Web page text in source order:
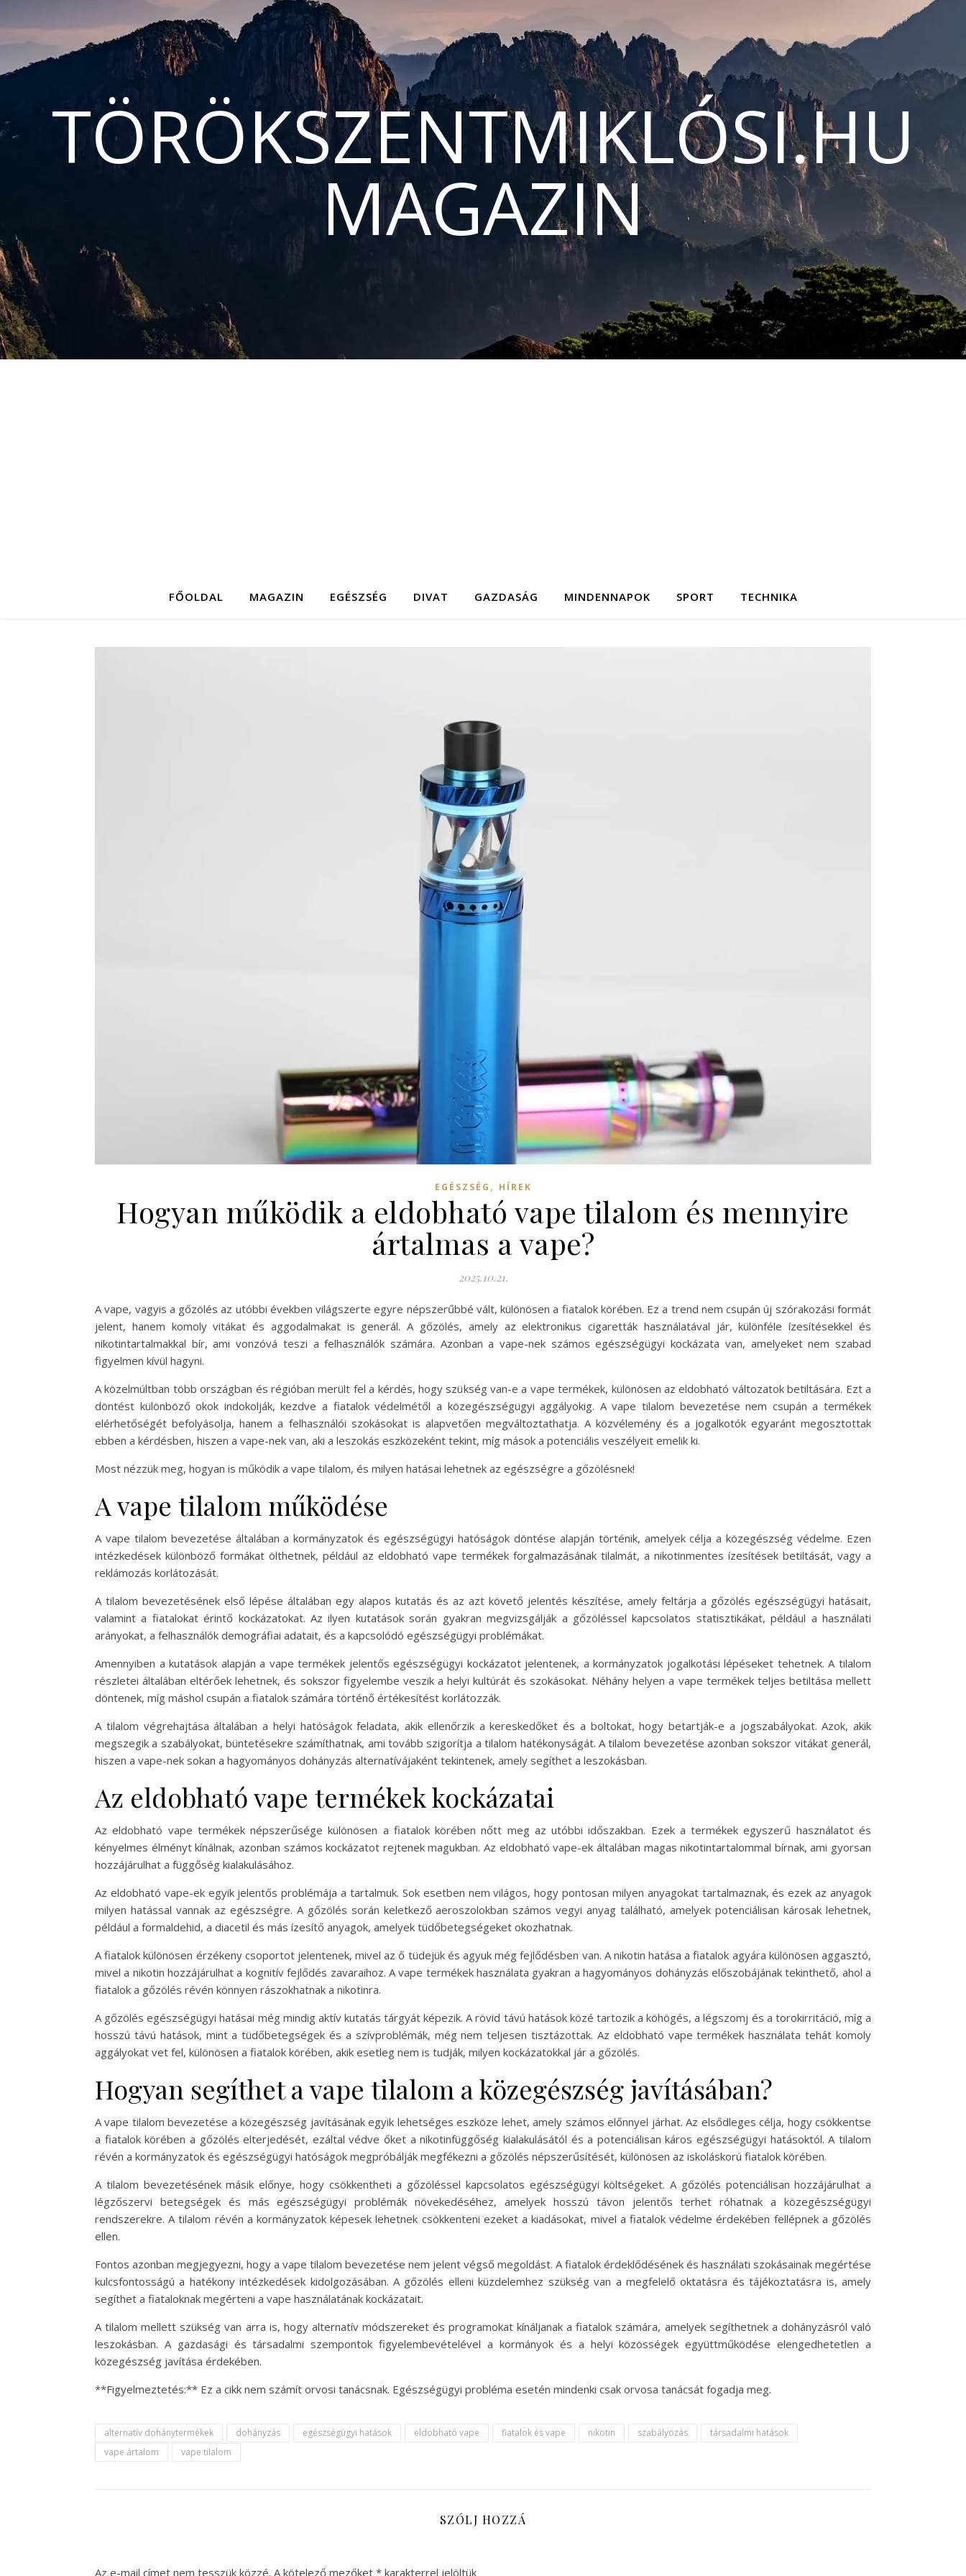
TÖRÖKSZENTMIKLÓSI.HU
MAGAZIN
FŐOLDAL MAGAZIN EGÉSZSÉG DIVAT GAZDASÁG MINDENNAPOK SPORT TECHNIKA
EGÉSZSÉG , HÍREK
Hogyan működik a eldobható vape tilalom és mennyire
ártalmas a vape?
2025.10.21.
A vape, vagyis a gőzölés az utóbbi években világszerte egyre népszerűbbé vált, különösen a fiatalok körében. Ez a trend nem csupán új szórakozási formát
jelent, hanem komoly vitákat és aggodalmakat is generál. A gőzölés, amely az elektronikus cigaretták használatával jár, különféle ízesítésekkel és
nikotintartalmakkal bír, ami vonzóvá teszi a felhasználók számára. Azonban a vape-nek számos egészségügyi kockázata van, amelyeket nem szabad
figyelmen kívül hagyni.
A közelmúltban több országban és régióban merült fel a kérdés, hogy szükség van-e a vape termékek, különösen az eldobható változatok betiltására. Ezt a
döntést különböző okok indokolják, kezdve a fiatalok védelmétől a közegészségügyi aggályokig. A vape tilalom bevezetése nem csupán a termékek
elérhetőségét befolyásolja, hanem a felhasználói szokásokat is alapvetően megváltoztathatja. A közvélemény és a jogalkotók egyaránt megosztottak
ebben a kérdésben, hiszen a vape-nek van, aki a leszokás eszközeként tekint, míg mások a potenciális veszélyeit emelik ki.
Most nézzük meg, hogyan is működik a vape tilalom, és milyen hatásai lehetnek az egészségre a gőzölésnek!
A vape tilalom működése
A vape tilalom bevezetése általában a kormányzatok és egészségügyi hatóságok döntése alapján történik, amelyek célja a közegészség védelme. Ezen
intézkedések különböző formákat ölthetnek, például az eldobható vape termékek forgalmazásának tilalmát, a nikotinmentes ízesítések betiltását, vagy a
reklámozás korlátozását.
A tilalom bevezetésének első lépése általában egy alapos kutatás és az azt követő jelentés készítése, amely feltárja a gőzölés egészségügyi hatásait,
valamint a fiatalokat érintő kockázatokat. Az ilyen kutatások során gyakran megvizsgálják a gőzöléssel kapcsolatos statisztikákat, például a használati
arányokat, a felhasználók demográfiai adatait, és a kapcsolódó egészségügyi problémákat.
Amennyiben a kutatások alapján a vape termékek jelentős egészségügyi kockázatot jelentenek, a kormányzatok jogalkotási lépéseket tehetnek. A tilalom
részletei általában eltérőek lehetnek, és sokszor figyelembe veszik a helyi kultúrát és szokásokat. Néhány helyen a vape termékek teljes betiltása mellett
döntenek, míg máshol csupán a fiatalok számára történő értékesítést korlátozzák.
A tilalom végrehajtása általában a helyi hatóságok feladata, akik ellenőrzik a kereskedőket és a boltokat, hogy betartják-e a jogszabályokat. Azok, akik
megszegik a szabályokat, büntetésekre számíthatnak, ami tovább szigorítja a tilalom hatékonyságát. A tilalom bevezetése azonban sokszor vitákat generál,
hiszen a vape-nek sokan a hagyományos dohányzás alternatívájaként tekintenek, amely segíthet a leszokásban.
Az eldobható vape termékek kockázatai
Az eldobható vape termékek népszerűsége különösen a fiatalok körében nőtt meg az utóbbi időszakban. Ezek a termékek egyszerű használatot és
kényelmes élményt kínálnak, azonban számos kockázatot rejtenek magukban. Az eldobható vape-ek általában magas nikotintartalommal bírnak, ami gyorsan
hozzájárulhat a függőség kialakulásához.
Az eldobható vape-ek egyik jelentős problémája a tartalmuk. Sok esetben nem világos, hogy pontosan milyen anyagokat tartalmaznak, és ezek az anyagok
milyen hatással vannak az egészségre. A gőzölés során keletkező aeroszolokban számos vegyi anyag található, amelyek potenciálisan károsak lehetnek,
például a formaldehid, a diacetil és más ízesítő anyagok, amelyek tüdőbetegségeket okozhatnak.
A fiatalok különösen érzékeny csoportot jelentenek, mivel az ő tüdejük és agyuk még fejlődésben van. A nikotin hatása a fiatalok agyára különösen aggasztó,
mivel a nikotin hozzájárulhat a kognitív fejlődés zavaraihoz. A vape termékek használata gyakran a hagyományos dohányzás előszobájának tekinthető, ahol a
fiatalok a gőzölés révén könnyen rászokhatnak a nikotinra.
A gőzölés egészségügyi hatásai még mindig aktív kutatás tárgyát képezik. A rövid távú hatások közé tartozik a köhögés, a légszomj és a torokirritáció, míg a
hosszú távú hatások, mint a tüdőbetegségek és a szívproblémák, még nem teljesen tisztázottak. Az eldobható vape termékek használata tehát komoly
aggályokat vet fel, különösen a fiatalok körében, akik esetleg nem is tudják, milyen kockázatokkal jár a gőzölés.
Hogyan segíthet a vape tilalom a közegészség javításában?
A vape tilalom bevezetése a közegészség javításának egyik lehetséges eszköze lehet, amely számos előnnyel járhat. Az elsődleges célja, hogy csökkentse
a fiatalok körében a gőzölés elterjedését, ezáltal védve őket a nikotinfüggőség kialakulásától és a potenciálisan káros egészségügyi hatásoktól. A tilalom
révén a kormányzatok és egészségügyi hatóságok megpróbálják megfékezni a gőzölés népszerűsítését, különösen az iskoláskorú fiatalok körében.
A tilalom bevezetésének másik előnye, hogy csökkentheti a gőzöléssel kapcsolatos egészségügyi költségeket. A gőzölés potenciálisan hozzájárulhat a
légzőszervi betegségek és más egészségügyi problémák növekedéséhez, amelyek hosszú távon jelentős terhet róhatnak a közegészségügyi
rendszerekre. A tilalom révén a kormányzatok képesek lehetnek csökkenteni ezeket a kiadásokat, mivel a fiatalok védelme érdekében fellépnek a gőzölés
ellen.
Fontos azonban megjegyezni, hogy a vape tilalom bevezetése nem jelent végső megoldást. A fiatalok érdeklődésének és használati szokásainak megértése
kulcsfontosságú a hatékony intézkedések kidolgozásában. A gőzölés elleni küzdelemhez szükség van a megfelelő oktatásra és tájékoztatásra is, amely
segíthet a fiataloknak megérteni a vape használatának kockázatait.
A tilalom mellett szükség van arra is, hogy alternatív módszereket és programokat kínáljanak a fiatalok számára, amelyek segíthetnek a dohányzásról való
leszokásban. A gazdasági és társadalmi szempontok figyelembevételével a kormányok és a helyi közösségek együttműködése elengedhetetlen a
közegészség javítása érdekében.
**Figyelmeztetés:** Ez a cikk nem számít orvosi tanácsnak. Egészségügyi probléma esetén mindenki csak orvosa tanácsát fogadja meg.
alternatív dohánytermékek dohányzás egészségügyi hatások eldobható vape fiatalok és vape nikotin szabályozás
társadalmi hatások
vape ártalom
vape tilalom
SZÓLJ HOZZÁ
Az e-mail címet nem tesszük közzé. A kötelező mezőket * karakterrel jelöltük